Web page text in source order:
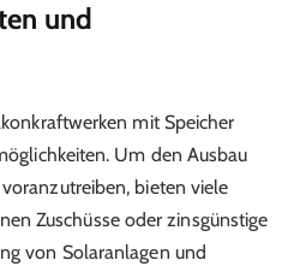
und
mit Speicher
Um den Ausbau
bieten viele
Zuschüsse oder zinsgünstige
von Solaranlagen und